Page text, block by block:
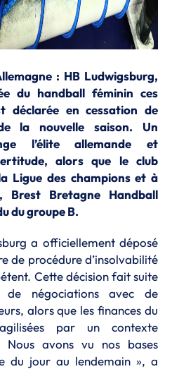
: HB Ludwigsburg,
du handball féminin ces
déclarée en cessation de
la nouvelle saison. Un
l’élite allemande et
alors que le club
Ligue des champions et à
Brest Bretagne Handball
du groupe B.
a officiellement déposé
de procédure d’insolvabilité
Cette décision fait suite
négociations avec de
alors que les finances du
par un contexte
Nous avons vu nos bases
du jour au lendemain », a